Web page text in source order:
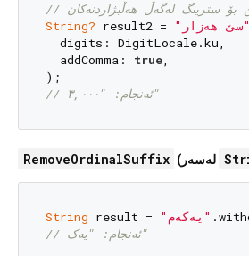
بۆ سترینگ لەگەڵ هەڵبژاردنەکان
String? result2 = "سێ هەزار"
  digits: DigitLocale.ku,
  addComma:
true,
// ئەنجام: "٣,٠٠٠"
RemoveOrdinalSuffix
String result = "یەکەم"
// ئەنجام: "یەک"